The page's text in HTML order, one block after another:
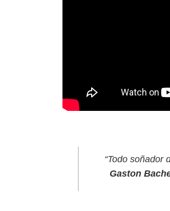
“Todo
Gaston